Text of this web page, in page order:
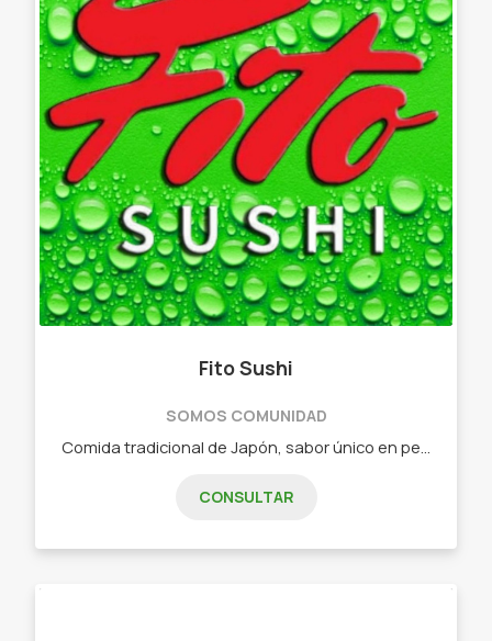
Fito Sushi
SOMOS COMUNIDAD
CONSULTAR